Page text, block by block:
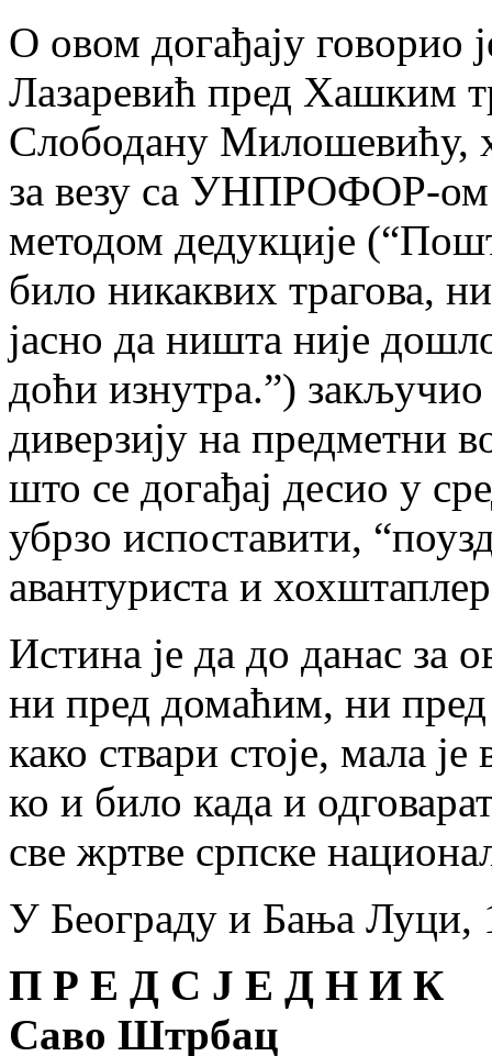
О овом догађају говорио
Лазаревић пред Хашким
Слободану Милошевићу,
за везу са УНПРОФОР-ом
методом дедукције
било никаквих трагова,
јасно да ништа није
доћи изнутра.”)
диверзију на предметни
што се догађај десио у
убрзо испоставити,
авантуриста и хохштаплер
Истина је да до данас за
ни пред домаћим, ни
како ствари стоје, мала
ко и било када и
све жртве српске
У Београду и Бања Луци,
П Р Е Д С Ј Е Д Н И К
Саво Штрбац